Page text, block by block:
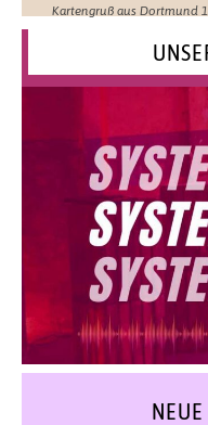
Kartengruß aus Dortmund